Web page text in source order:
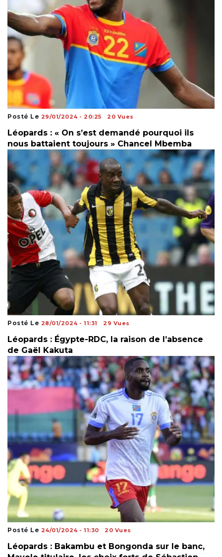
Posté Le 29/01/2024 - 20:25 20 Vues
Léopards : « On s’est demandé pourquoi ils
nous battaient toujours » Chancel Mbemba
Posté Le 28/01/2024 - 11:31 29 Vues
Léopards : Égypte-RDC, la raison de l’absence
de Gaël Kakuta
Posté Le 24/01/2024 - 11:30 20 Vues
Léopards : Bakambu et Bongonda sur le banc,